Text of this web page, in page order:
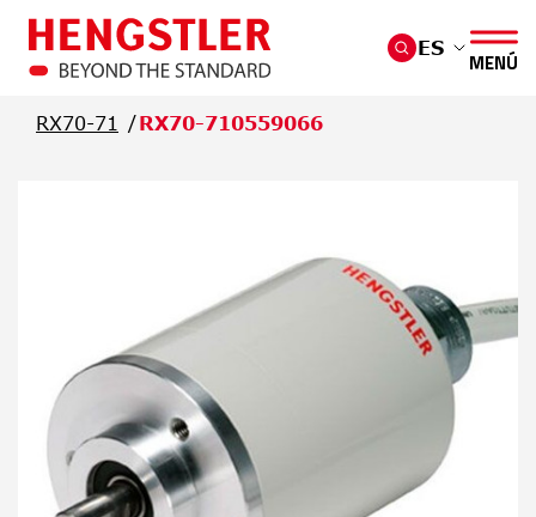
Saltar al contenido principal
ES
MENÚ
RX70-71 RX70-710559066